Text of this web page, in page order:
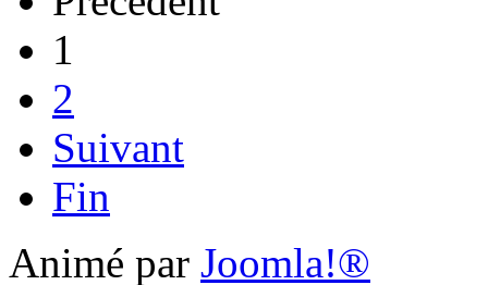
1
2
Suivant
Fin
Animé par Joomla!®